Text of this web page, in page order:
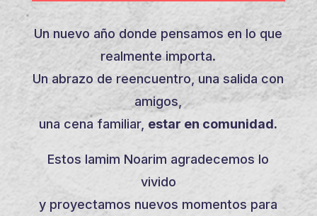
Un nuevo año donde pensamos en lo que
realmente importa.
Un abrazo de reencuentro, una salida con
amigos,
una cena familiar, estar en comunidad.
Estos Iamim Noarim agradecemos lo
vivido
y proyectamos nuevos momentos para